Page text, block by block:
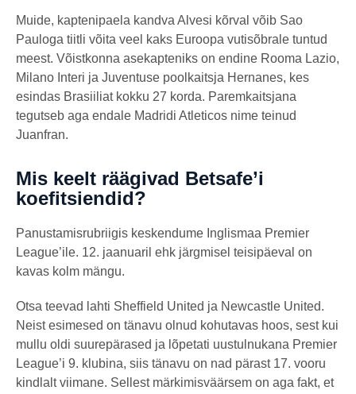
Muide, kaptenipaela kandva Alvesi kõrval võib Sao
Pauloga tiitli võita veel kaks Euroopa vutisõbrale tuntud
meest. Võistkonna asekapteniks on endine Rooma Lazio,
Milano Interi ja Juventuse poolkaitsja Hernanes, kes
esindas Brasiiliat kokku 27 korda. Paremkaitsjana
tegutseb aga endale Madridi Atleticos nime teinud
Juanfran.
Mis keelt räägivad Betsafe’i
koefitsiendid?
Panustamisrubriigis keskendume Inglismaa Premier
League’ile. 12. jaanuaril ehk järgmisel teisipäeval on
kavas kolm mängu.
Otsa teevad lahti Sheffield United ja Newcastle United.
Neist esimesed on tänavu olnud kohutavas hoos, sest kui
mullu oldi suurepärased ja lõpetati uustulnukana Premier
League’i 9. klubina, siis tänavu on nad pärast 17. vooru
kindlalt viimane. Sellest märkimisväärsem on aga fakt, et